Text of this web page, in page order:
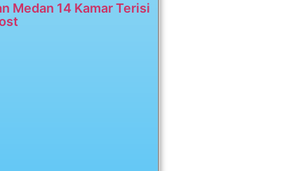
Medan 14 Kamar Terisi